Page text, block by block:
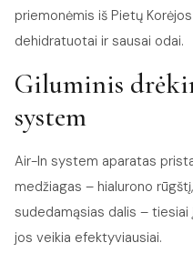
priemonėmis iš Pietų
dehidratuotai ir sausai odai.
Giluminis
system
Air-In system aparatas
medžiagas – hialurono
sudedamąsias dalis –
jos veikia efektyviausiai.